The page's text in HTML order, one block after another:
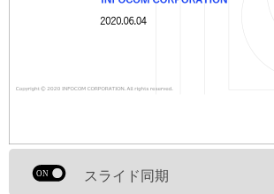
スライド同期